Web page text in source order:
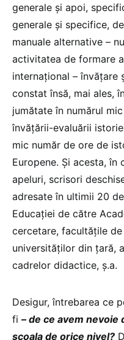
generale și apoi,
generale și specifice,
manuale alternative –
activitatea de formare
internațional – învățare
constat însă, mai ales,
jumătate în numărul
învățării-evaluării
mic număr de ore de
Europene. Și acesta, în
apeluri, scrisori
adresate în ultimii 20
Educației de către
cercetare, facultățile
universităților din țară,
cadrelor didactice, ș.a.
Desigur, întrebarea ce
fi – de ce avem
școala de orice nivel?